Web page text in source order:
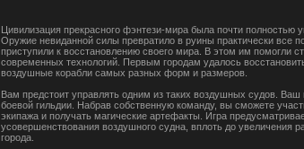
Цивилизация прекрасного фэнтези-мира была почти полностью
Оружие невиданной силы превратило в руины практически все
приступили к восстановлению своего мира. В этом им помогли
современных технологий. Первым городам удалось
воздушные корабли самых разных форм и размеров.
Вам предстоит управлять одним из таких воздушных судов. Ваш
боевой гильдии. Набрав собственную команду, вы сможете
экипажа и получать магические артефакты. Игра
усовершенствования воздушного судна, вплоть до увеличения
города.